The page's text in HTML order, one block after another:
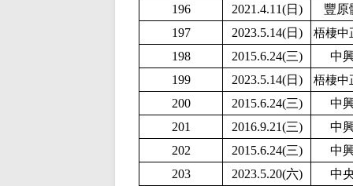
196
2021.4.11(日)
豐原
197
2023.5.14(日) 梧棲中
198 2015.6.24(三)
中
199
2023.5.14(日) 梧棲中
200 2015.6.24(三)
中
201
2016.9.21(三)
中
202
2015.6.24(三)
中
203
2023.5.20(六)
中